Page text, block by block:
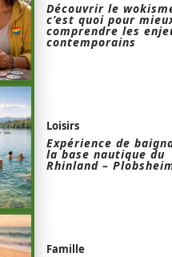
Découvrir le
c’est quoi pour
comprendre les
contemporains
Loisirs
Expérience de
la base nautique du
Rhinland –
Famille